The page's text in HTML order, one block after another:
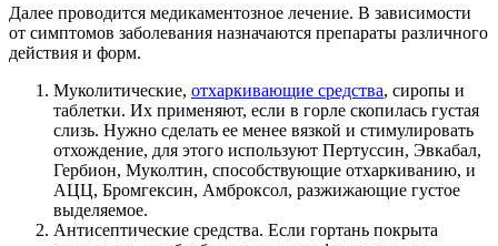
Далее проводится медикаментозное лечение. В зависимости
от симптомов заболевания назначаются препараты различного
действия и форм.
Муколитические, отхаркивающие средства, сиропы и
таблетки. Их применяют, если в горле скопилась густая
слизь. Нужно сделать ее менее вязкой и стимулировать
отхождение, для этого используют Пертуссин, Эвкабал,
Гербион, Муколтин, способствующие отхаркиванию, и
АЦЦ, Бромгексин, Амброксол, разжижающие густое
выделяемое.
Антисептические средства. Если гортань покрыта